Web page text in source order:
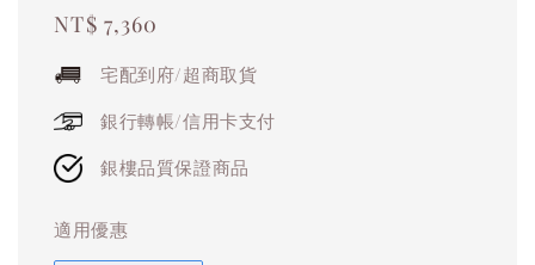
Regular
NT$ 7,360
宅配到府/超商取貨
銀行轉帳/信用卡支付
銀樓品質保證商品
適用優惠